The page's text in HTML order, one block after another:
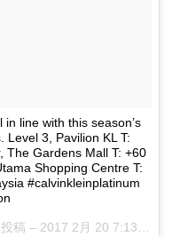
in line with this season’s
Level 3, Pavilion KL T:
The Gardens Mall T: +60
Shopping Centre T:
#calvinkleinplatinum
稿 – 2017 2月 20 7:13午後 PST